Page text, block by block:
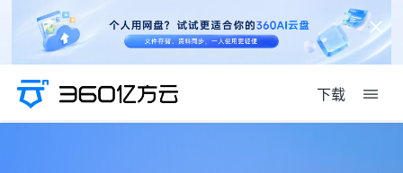
下载